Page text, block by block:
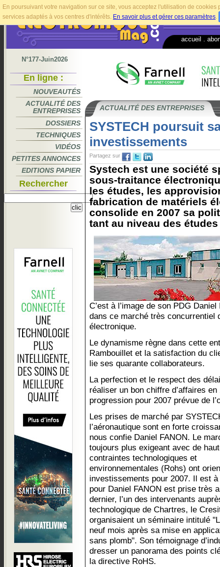
En poursuivant votre navigation sur ce site, vous acceptez l'utilisation de
services adaptés à vos centres d'intérêts. En savoir plus et gérer ces paramètres.
accueil
N°177-Juin2026
En ligne :
NOUVEAUTÉS
ACTUALITÉ DES
ENTREPRISES
DOSSIERS
TECHNIQUES
VIDÉOS
PETITES ANNONCES
EDITIONS PAPIER
Rechercher
ACTUALITÉ DES ENTREPRISES
SYSTECH poursuit
investissements
Partagez sur
Systech est une société
sous-traitance
les études, les
fabrication de matériels
consolide en 2007 sa
tant au niveau des
C’est à l’image de son PDG
dans ce marché très concurrentiel
électronique.
Le dynamisme règne dans cette
Rambouillet et la satisfaction du
lie ses quarante collaborateurs.
La perfection et le respect des
réaliser un bon chiffre d’affaires
progression pour 2007 prévue de
Les prises de marché par
l’aéronautique sont en forte
nous confie Daniel FANON. Le
toujours plus exigeant avec de
contraintes technologiques et
environnementales (Rohs) ont
investissements pour 2007. Il est à
pour Daniel FANON est prise très
dernier, l’un des intervenants
technologique de Chartres, le
organisaient un séminaire intitulé
neuf mois après sa mise en
sans plomb". Son témoignage
dresser un panorama des points
la directive RoHS.